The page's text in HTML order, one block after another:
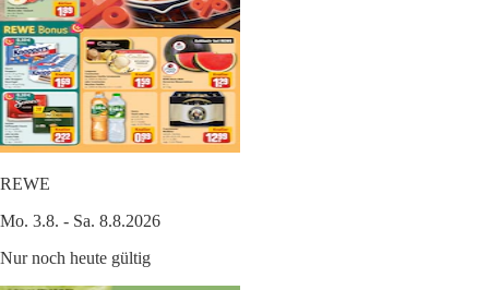
REWE
Mo. 3.8. - Sa. 8.8.2026
Nur noch heute gültig